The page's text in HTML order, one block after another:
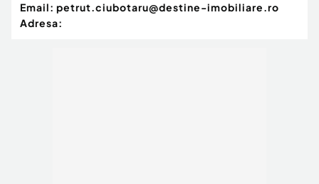
Email: petrut.ciubotaru@destine-imobiliare.ro
Adresa: